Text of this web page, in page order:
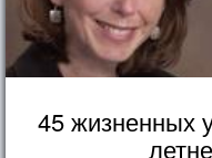
45 жизненных